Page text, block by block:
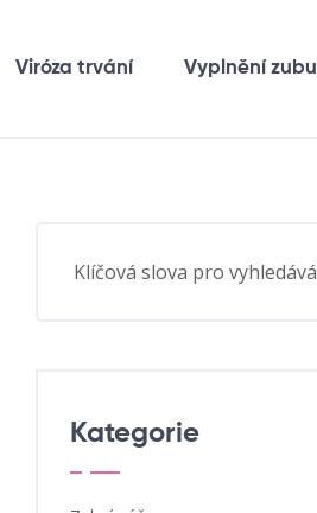
Viróza trvání Vyplnění zubu
Kategorie